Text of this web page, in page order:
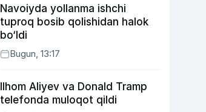
Navoiyda yollanma ishchi
tuproq bosib qolishidan halok
bo‘ldi
Bugun, 13:17
Ilhom Aliyev va Donald Tramp
telefonda muloqot qildi